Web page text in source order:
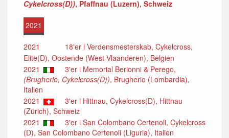
Cykelcross(D)), Pfaffnau (Luzern), Schweiz
2021
2021
18'er i Verdensmesterskab, Cykelcross,
Elite(D), Oostende (West-Vlaanderen), Belgien
2021
3'er i Memorial Berionni & Perego,
(Brugherio, Cykelcross(D)), Brugherio (Lombardia),
Italien
2021
3'er i Hittnau, Cykelcross(D), Hittnau
(Zürich), Schweiz
2021
3'er i San Colombano Certenoli, Cykelcross
(D), San Colombano Certenoli (Liguria), Italien